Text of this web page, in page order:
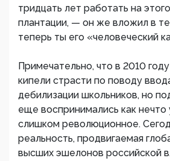
тридцать лет работать на
плантации, — он же вложил в
теперь ты его «человеческий
Примечательно, что в 2010
кипели страсти по поводу
дебилизации школьников, но
еще воспринимались как нечто
слишком революционное.
реальность, продвигаемая
высших эшелонов российской